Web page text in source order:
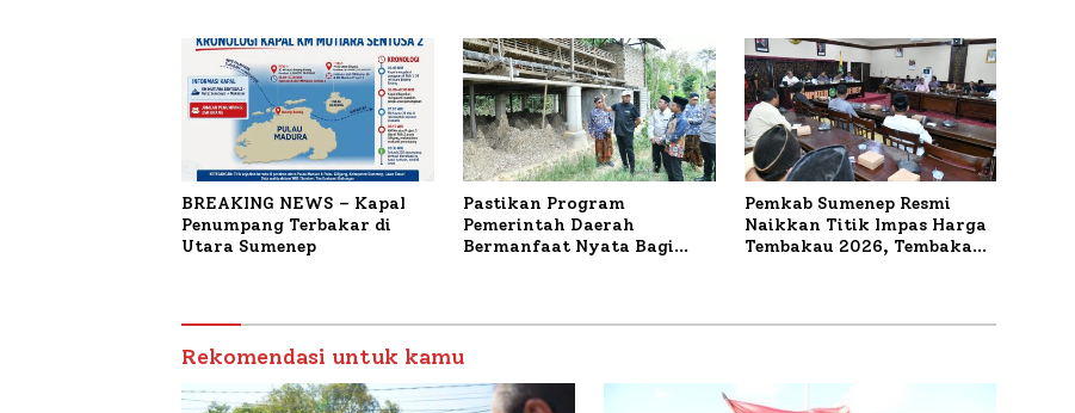
BREAKING NEWS – Kapal
Penumpang Terbakar di
Utara Sumenep
Pastikan Program
Pemerintah Daerah
Bermanfaat Nyata Bagi
Petelur di Desa Bataal Timur
Pemkab Sumenep Resmi
Naikkan Titik Impas Harga
Tembakau 2026, Tembakau
Rekomendasi untuk kamu